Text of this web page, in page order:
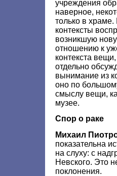
учреждения
наверное,
только в
контексты
возникшую
отношению к
контекста
отдельно
вынимание из
оно по
смыслу вещи,
музее.
Спор о раке
Михаил
показательна
на слуху: с
Невского. Это
поклонения.